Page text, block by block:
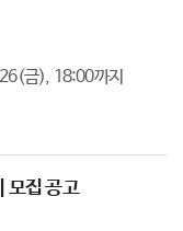
금), 18:00까지
모집 공고